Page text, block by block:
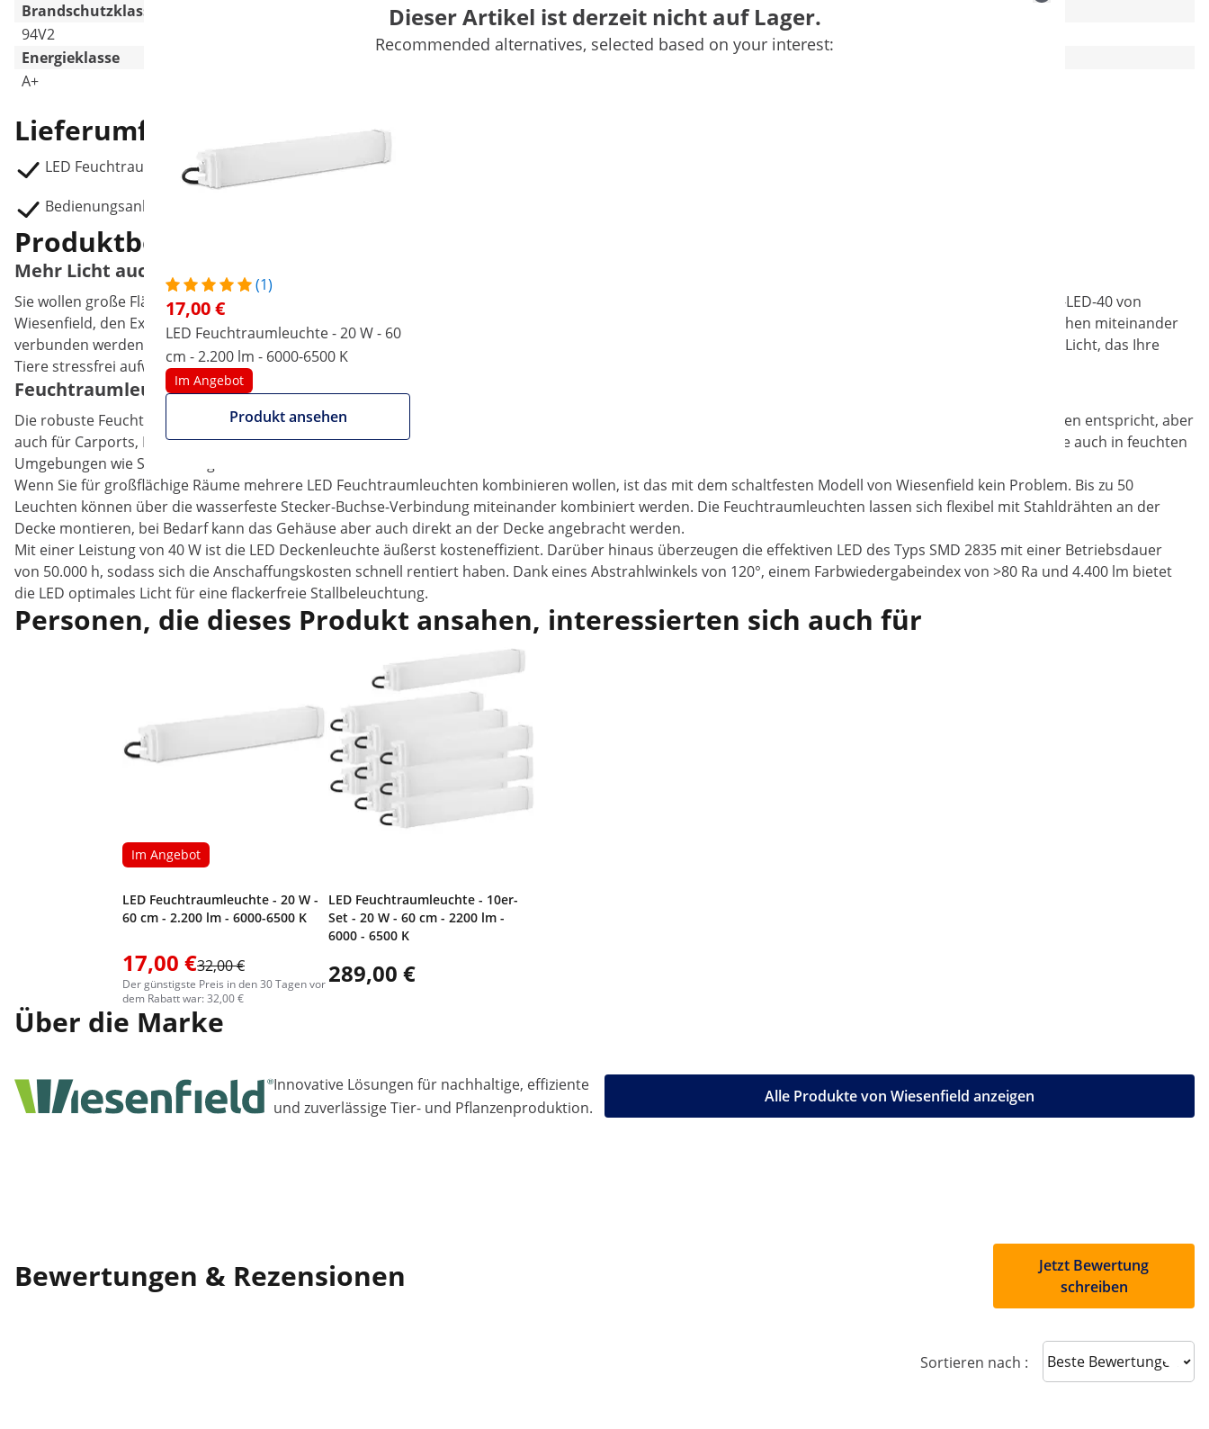
Brandschutzklasse
94V2
94V2
Energieklasse
A+
Lieferumfang
LED Feuchtraumleuchte WIE-LED-40
Bedienungsanleitung
Dieser Artikel ist derzeit nicht auf Lager.
Recommended alternatives, selected based on your interest:
(1)
17,00 €
LED Feuchtraumleuchte - 20 W - 60
cm - 2.200 lm - 6000-6500 K
Im Angebot
Produkt ansehen
Produktbeschreibung
Mehr Licht auch für große Flächen mit den LED Feuchtraumleuchten von Wiesenfield
Sie wollen große Flächen wie Lagerhallen oder Ställe für z.B. Kühe, Hühner als auch Schweine beleuchten? Dann nutzen Sie die LED Feuchtraumleuchte WIE-LED-40 von
Wiesenfield, den Experten für Landwirtschaftsbedarf! Die LED Deckenleuchte mit einer Länge von 120 cm ist robust, kosteneffizient und kann für große Flächen miteinander
verbunden werden. Dadurch ist sie auch für Werkstätten, Garagen und Kellerräume bestens geeignet. Und als Stallbeleuchtung bietet sie ein angenehmes Licht, das Ihre
Tiere stressfrei aufwachsen lässt.
Feuchtraumleuchte mit kosteneffizienter LED-Technologie
Die robuste Feuchtraumleuchte ist mit einem langlebigen Aluminiumgehäuse ausgestattet, das optimal den Anforderungen für raue Umgebungen wie Hallen entspricht, aber
auch für Carports, Kellerräume oder Geräteschuppen verwendet werden kann. Dank der Schutzklasse IP65 ist die LED Deckenleuchte wasserfest, sodass sie auch in feuchten
Umgebungen wie Ställen eingesetzt werden kann.
Wenn Sie für großflächige Räume mehrere LED Feuchtraumleuchten kombinieren wollen, ist das mit dem schaltfesten Modell von Wiesenfield kein Problem. Bis zu 50
Leuchten können über die wasserfeste Stecker-Buchse-Verbindung miteinander kombiniert werden. Die Feuchtraumleuchten lassen sich flexibel mit Stahldrähten an der
Decke montieren, bei Bedarf kann das Gehäuse aber auch direkt an der Decke angebracht werden.
Mit einer Leistung von 40 W ist die LED Deckenleuchte äußerst kosteneffizient. Darüber hinaus überzeugen die effektiven LED des Typs SMD 2835 mit einer Betriebsdauer
von 50.000 h, sodass sich die Anschaffungskosten schnell rentiert haben. Dank eines Abstrahlwinkels von 120°, einem Farbwiedergabeindex von >80 Ra und 4.400 lm bietet
die LED optimales Licht für eine flackerfreie Stallbeleuchtung.
Personen, die dieses Produkt ansahen, interessierten sich auch für
Im Angebot
LED Feuchtraumleuchte - 20 W -
60 cm - 2.200 lm - 6000-6500 K
17,00 €32,00 €
Der günstigste Preis in den 30 Tagen vor
dem Rabatt war: 32,00 €
LED Feuchtraumleuchte - 10er-
Set - 20 W - 60 cm - 2200 lm -
6000 - 6500 K
289,00 €
Über die Marke
Innovative Lösungen für nachhaltige, effiziente
und zuverlässige Tier- und Pflanzenproduktion.
Alle Produkte von Wiesenfield anzeigen
Bewertungen & Rezensionen
Jetzt Bewertung
schreiben
Sortieren nach : Sort reviews